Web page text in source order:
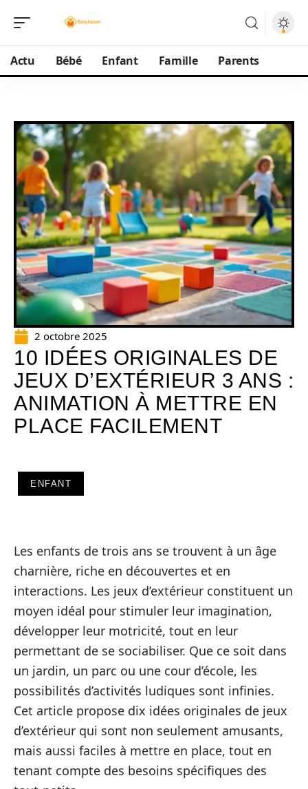
Actu Bébé Enfant Famille Parents
2 octobre 2025
10 IDÉES ORIGINALES DE
JEUX D’EXTÉRIEUR 3 ANS :
ANIMATION À METTRE EN
PLACE FACILEMENT
ENFANT
Les enfants de trois ans se trouvent à un âge
charnière, riche en découvertes et en
interactions. Les jeux d’extérieur constituent un
moyen idéal pour stimuler leur imagination,
développer leur motricité, tout en leur
permettant de se sociabiliser. Que ce soit dans
un jardin, un parc ou une cour d’école, les
possibilités d’activités ludiques sont infinies.
Cet article propose dix idées originales de jeux
d’extérieur qui sont non seulement amusants,
mais aussi faciles à mettre en place, tout en
tenant compte des besoins spécifiques des